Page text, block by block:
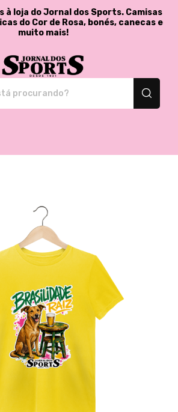
à loja do Jornal dos Sports. Camisas
do Cor de Rosa, bonés, canecas e
muito mais!